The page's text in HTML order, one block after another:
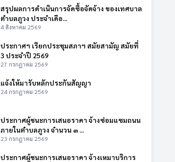
สรุปผลการดำเนินการจัดซื้อจัดจ้าง ของเทศบาล
ตำบลภูวง ประจำเดือ...
4 สิงหาคม 2569
ประกาศฯ เรียกประชุมสภาฯ สมัยสามัญ สมัยที่
3 ประจำปี 2569
27 กรกฎาคม 2569
แจ้งให้มารับหลักประกันสัญญา
24 กรกฎาคม 2569
ประกาศผู้ชนะการเสนอราคา จ้างซ่อมแซมถนน
ภายในตำบลภูวง จำนวน ๓ ...
23 กรกฎาคม 2569
ประกาศผู้ชนะการเสนอราคา จ้างเหมาบริการ